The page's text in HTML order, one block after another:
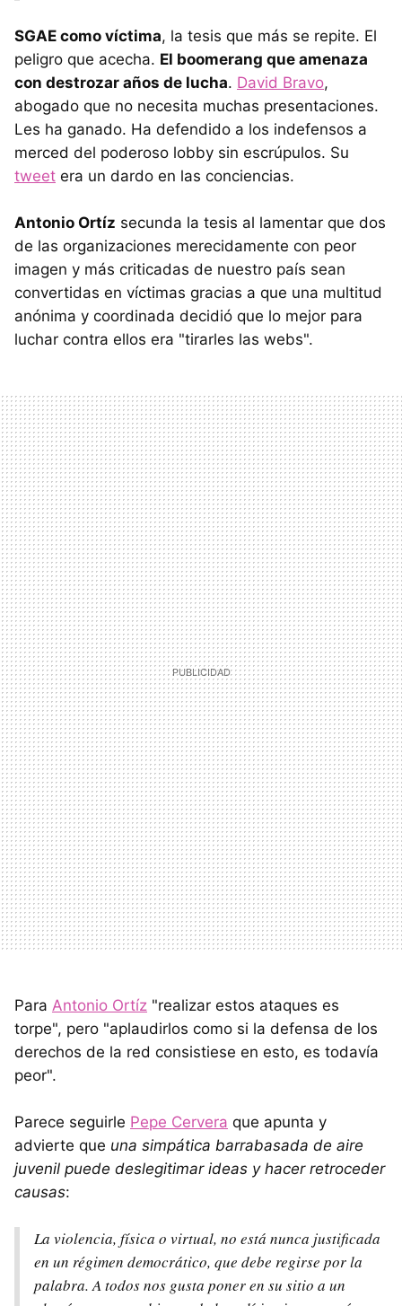
SGAE como víctima, la tesis que más se repite. El
peligro que acecha. El boomerang que amenaza
con destrozar años de lucha. David Bravo,
abogado que no necesita muchas presentaciones.
Les ha ganado. Ha defendido a los indefensos a
merced del poderoso lobby sin escrúpulos. Su
tweet era un dardo en las conciencias.
Antonio Ortíz secunda la tesis al lamentar que dos
de las organizaciones merecidamente con peor
imagen y más criticadas de nuestro país sean
convertidas en víctimas gracias a que una multitud
anónima y coordinada decidió que lo mejor para
luchar contra ellos era "tirarles las webs".
Para Antonio Ortíz "realizar estos ataques es
torpe", pero "aplaudirlos como si la defensa de los
derechos de la red consistiese en esto, es todavía
peor".
Parece seguirle Pepe Cervera que apunta y
advierte que una simpática barrabasada de aire
juvenil puede deslegitimar ideas y hacer retroceder
causas:
La violencia, física o virtual, no está nunca justificada
en un régimen democrático, que debe regirse por la
palabra. A todos nos gusta poner en su sitio a un